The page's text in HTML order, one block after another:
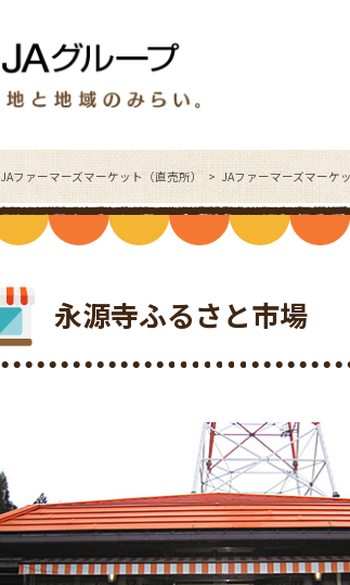
JAファーマーズマーケット（直売所） JAファーマーズマーケ
永源寺ふるさと市場